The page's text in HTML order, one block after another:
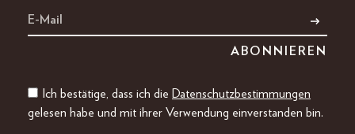
Ich bestätige, dass ich die Datenschutzbestimmungen
gelesen habe und mit ihrer Verwendung einverstanden bin.